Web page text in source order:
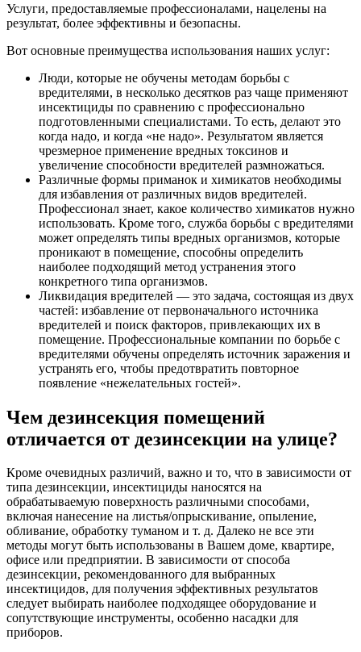
Услуги, предоставляемые профессионалами, нацелены на
результат, более эффективны и безопасны.
Вот основные преимущества использования наших услуг:
Люди, которые не обучены методам борьбы с
вредителями, в несколько десятков раз чаще применяют
инсектициды по сравнению с профессионально
подготовленными специалистами. То есть, делают это
когда надо, и когда «не надо». Результатом является
чрезмерное применение вредных токсинов и
увеличение способности вредителей размножаться.
Различные формы приманок и химикатов необходимы
для избавления от различных видов вредителей.
Профессионал знает, какое количество химикатов нужно
использовать. Кроме того, служба борьбы с вредителями
может определять типы вредных организмов, которые
проникают в помещение, способны определить
наиболее подходящий метод устранения этого
конкретного типа организмов.
Ликвидация вредителей — это задача, состоящая из двух
частей: избавление от первоначального источника
вредителей и поиск факторов, привлекающих их в
помещение. Профессиональные компании по борьбе с
вредителями обучены определять источник заражения и
устранять его, чтобы предотвратить повторное
появление «нежелательных гостей».
Чем дезинсекция помещений
отличается от дезинсекции на улице?
Кроме очевидных различий, важно и то, что в зависимости от
типа дезинсекции, инсектициды наносятся на
обрабатываемую поверхность различными способами,
включая нанесение на листья/опрыскивание, опыление,
обливание, обработку туманом и т. д. Далеко не все эти
методы могут быть использованы в Вашем доме, квартире,
офисе или предприятии. В зависимости от способа
дезинсекции, рекомендованного для выбранных
инсектицидов, для получения эффективных результатов
следует выбирать наиболее подходящее оборудование и
сопутствующие инструменты, особенно насадки для
приборов.